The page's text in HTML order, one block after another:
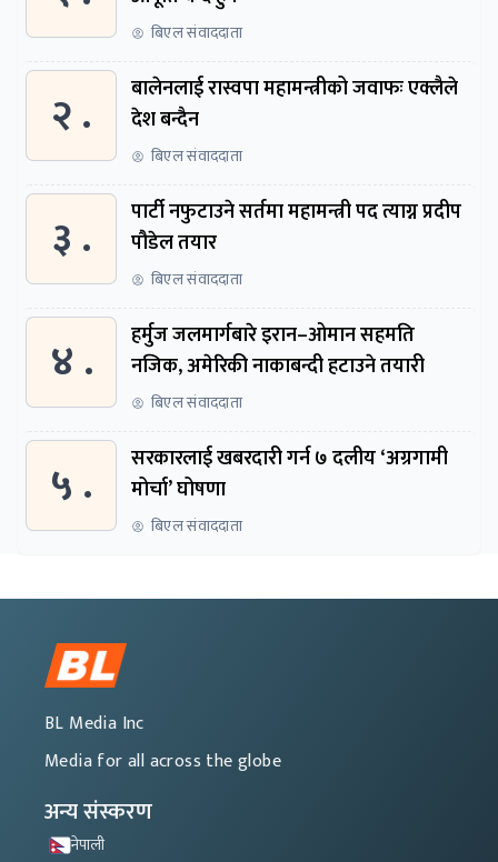
बिएल संवाददाता
२ .
बालेनलाई रास्वपा महामन्त्रीको जवाफः एक्लैले
देश बन्दैन
बिएल संवाददाता
३ .
पार्टी नफुटाउने सर्तमा महामन्त्री पद त्याग्न प्रदीप
पौडेल तयार
बिएल संवाददाता
४ .
हर्मुज जलमार्गबारे इरान–ओमान सहमति
नजिक, अमेरिकी नाकाबन्दी हटाउने तयारी
बिएल संवाददाता
५ .
सरकारलाई खबरदारी गर्न ७ दलीय ‘अग्रगामी
मोर्चा’ घोषणा
बिएल संवाददाता
BL Media Inc
Media for all across the globe
अन्य संस्करण
नेपाली